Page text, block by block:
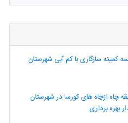
کمیته سازگاری با کم آبی شهرستان
چاه ازچاه های کورسا در شهرستان
بهره برداری